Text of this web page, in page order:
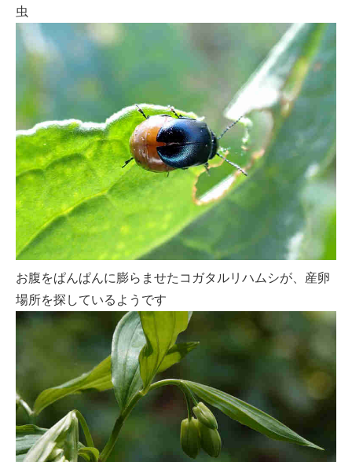
虫
お腹をぱんぱんに膨らませたコガタルリハムシが、産卵
場所を探しているようです